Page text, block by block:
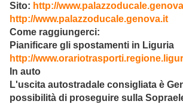
Sito: http://
http://www.palazzoducale.genova.it
Come raggiungerci:
Pianificare gli spostamenti in Liguria
http://
In auto
L'uscita autostradale consigliata è
possibilità di proseguire sulla